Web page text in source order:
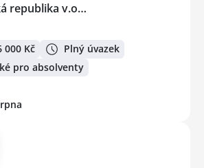
republika v.o…
000 Kč
Plný úvazek
pro absolventy